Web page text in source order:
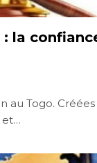
la
au Togo.
et…